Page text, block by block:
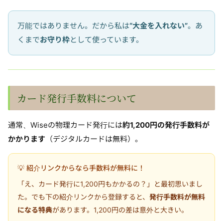
万能ではありません。だから私は“大金を入れない”。あ
くまでお守り枠として使っています。
カード発行手数料について
通常、Wiseの物理カード発行には約1,200円の発行手数料が
かかります （デジタルカードは無料）。
💡 紹介リンクからなら手数料が無料に！
「え、カード発行に1,200円もかかるの？」と最初思いまし
た。でも下の紹介リンクから登録すると、 発行手数料が無料
になる特典があります。1,200円の差は意外と大きい。